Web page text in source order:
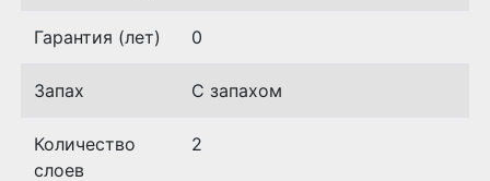
Гарантия (лет) 0
Запах С запахом
Количество
слоев
2